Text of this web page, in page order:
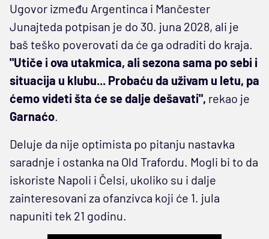
Ugovor između Argentinca i Mančester
Junajteda potpisan je do 30. juna 2028, ali je
baš teško poverovati da će ga odraditi do kraja.
"Utiče i ova utakmica, ali sezona sama po sebi i
situacija u klubu... Probaću da uživam u letu, pa
ćemo videti šta će se dalje dešavati", rekao je
Garnaćo.
Deluje da nije optimista po pitanju nastavka
saradnje i ostanka na Old Trafordu. Mogli bi to da
iskoriste Napoli i Čelsi, ukoliko su i dalje
zainteresovani za ofanzivca koji će 1. jula
napuniti tek 21 godinu.